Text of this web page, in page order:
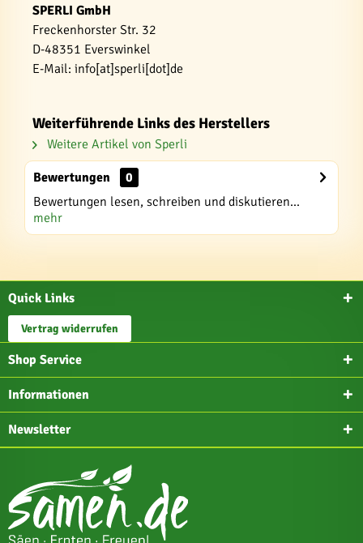
SPERLI GmbH
Freckenhorster Str. 32
D-48351 Everswinkel
E-Mail: info[at]sperli[dot]de
Weiterführende Links des Herstellers
Weitere Artikel von Sperli
Bewertungen
0
Bewertungen lesen, schreiben und diskutieren...
mehr
Quick Links
Vertrag widerrufen
Shop Service
Informationen
Newsletter